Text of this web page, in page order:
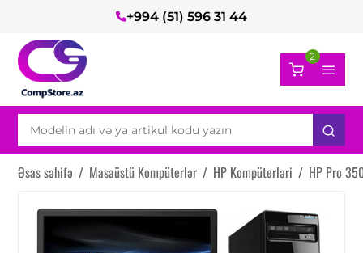
+994 (51) 596 31 44
2
Əsas səhifə / Masaüstü Kompüterlər / HP Kompüterləri / HP Pro